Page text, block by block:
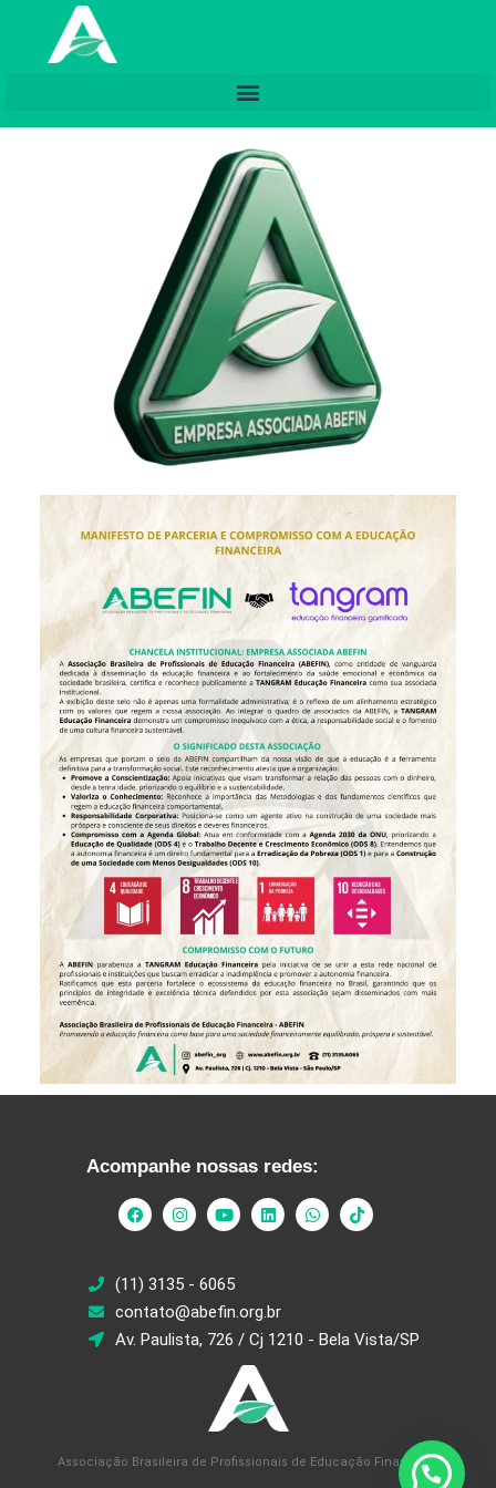
Acompanhe nossas redes:
(11) 3135 - 6065
contato@abefin.org.br
Av. Paulista, 726 / Cj 1210 - Bela Vista/SP
Associação Brasileira de Profissionais de Educação Financeira